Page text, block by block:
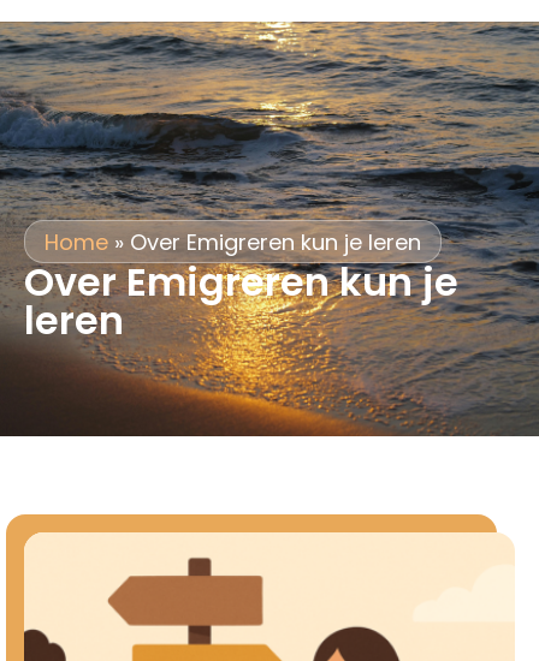
Home » Over Emigreren kun je leren
Over Emigreren kun je
leren